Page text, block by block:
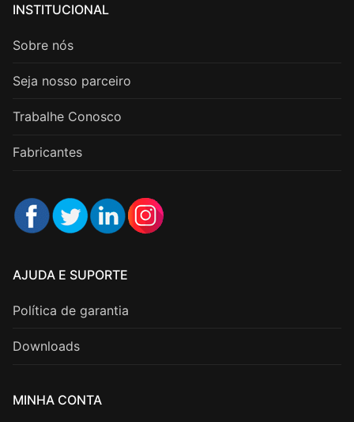
INSTITUCIONAL
Sobre nós
Seja nosso parceiro
Trabalhe Conosco
Fabricantes
AJUDA E SUPORTE
Política de garantia
Downloads
MINHA CONTA